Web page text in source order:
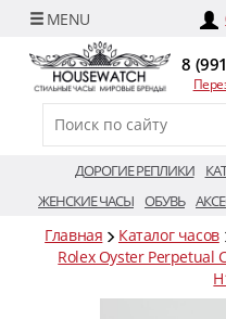
8
ДОРОГИЕ РЕПЛИКИ
ЖЕНСКИЕ ЧАСЫ ОБУВЬ
Главная Каталог часов
Rolex Oyster Perpetual